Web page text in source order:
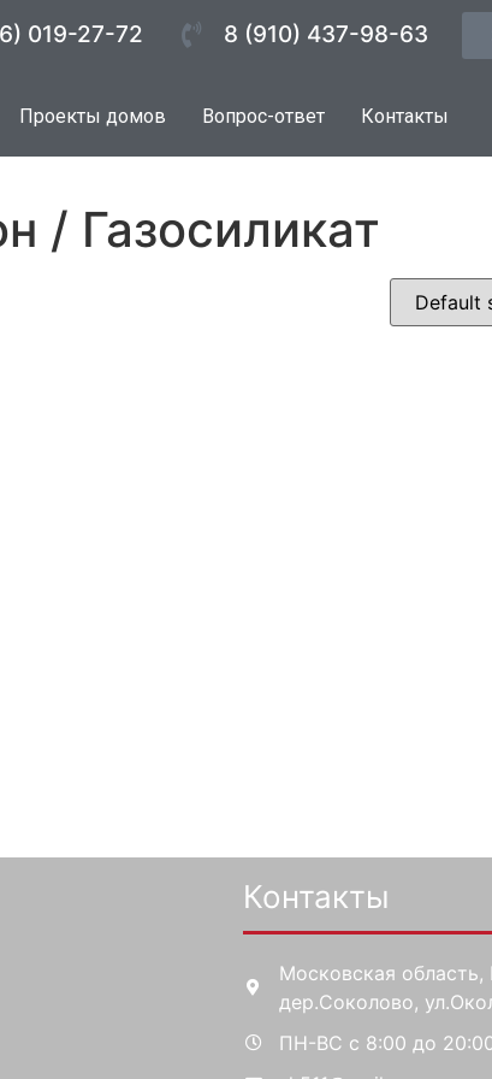
019-27-72 8 (910) 437-98-63
Проекты домов Вопрос-ответ Контакты
/ Газосиликат
Контакты
Московская
дер.Соколово,
ПН-ВС с 8:00 до